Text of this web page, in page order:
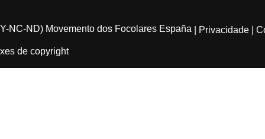
NC-ND) Movemento dos Focolares España | Privacidade |
de copyright